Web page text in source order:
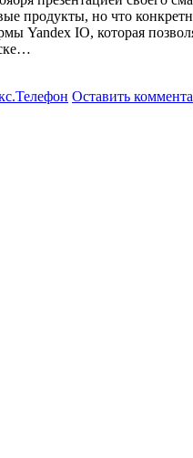
продукты, но что
Yandex IO, которая
Оставить